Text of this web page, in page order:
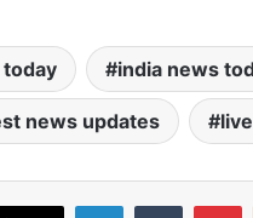
india news
news updates